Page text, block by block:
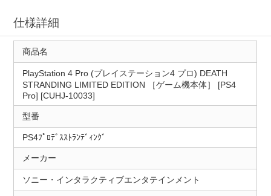
仕様詳細
商品名
PlayStation 4 Pro (プレイステーション4 プロ) DEATH
STRANDING LIMITED EDITION ［ゲーム機本体］ [PS4
Pro] [CUHJ-10033]
型番
PS4ﾌﾟﾛﾃﾞｽｽﾄﾗﾝﾃﾞｨﾝｸﾞ
メーカー
ソニー・インタラクティブエンタテインメント